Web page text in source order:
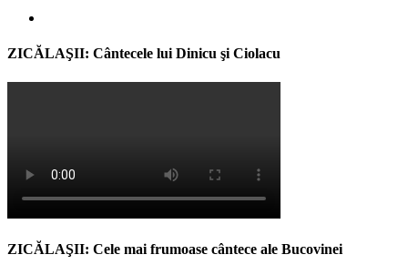
ZICĂLAŞII: Cântecele lui Dinicu şi Ciolacu
ZICĂLAŞII: Cele mai frumoase cântece ale Bucovinei